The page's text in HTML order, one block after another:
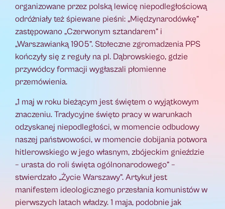
organizowane przez polską lewicę niepodległościową
odróżniały też śpiewane pieśni: „Międzynarodówkę”
zastępowano „Czerwonym sztandarem” i
„Warszawianką 1905”. Stołeczne zgromadzenia PPS
kończyły się z reguły na pl. Dąbrowskiego, gdzie
przywódcy formacji wygłaszali płomienne
przemówienia.
„1 maj w roku bieżącym jest świętem o wyjątkowym
znaczeniu. Tradycyjne święto pracy w warunkach
odzyskanej niepodległości, w momencie odbudowy
naszej państwowości, w momencie dobijania potwora
hitlerowskiego w jego własnym, zbójeckim gnieździe
– urasta do roli święta ogólnonarodowego” –
stwierdzało „Życie Warszawy”. Artykuł jest
manifestem ideologicznego przesłania komunistów w
pierwszych latach władzy. 1 maja, podobnie jak